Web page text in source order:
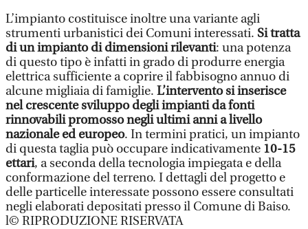
L’impianto costituisce inoltre una variante agli
strumenti urbanistici dei Comuni interessati. Si tratta
di un impianto di dimensioni rilevanti: una potenza
di questo tipo è infatti in grado di produrre energia
elettrica sufficiente a coprire il fabbisogno annuo di
alcune migliaia di famiglie. L’intervento si inserisce
nel crescente sviluppo degli impianti da fonti
rinnovabili promosso negli ultimi anni a livello
nazionale ed europeo. In termini pratici, un impianto
di questa taglia può occupare indicativamente 10-15
ettari, a seconda della tecnologia impiegata e della
conformazione del terreno. I dettagli del progetto e
delle particelle interessate possono essere consultati
negli elaborati depositati presso il Comune di Baiso.
l© RIPRODUZIONE RISERVATA